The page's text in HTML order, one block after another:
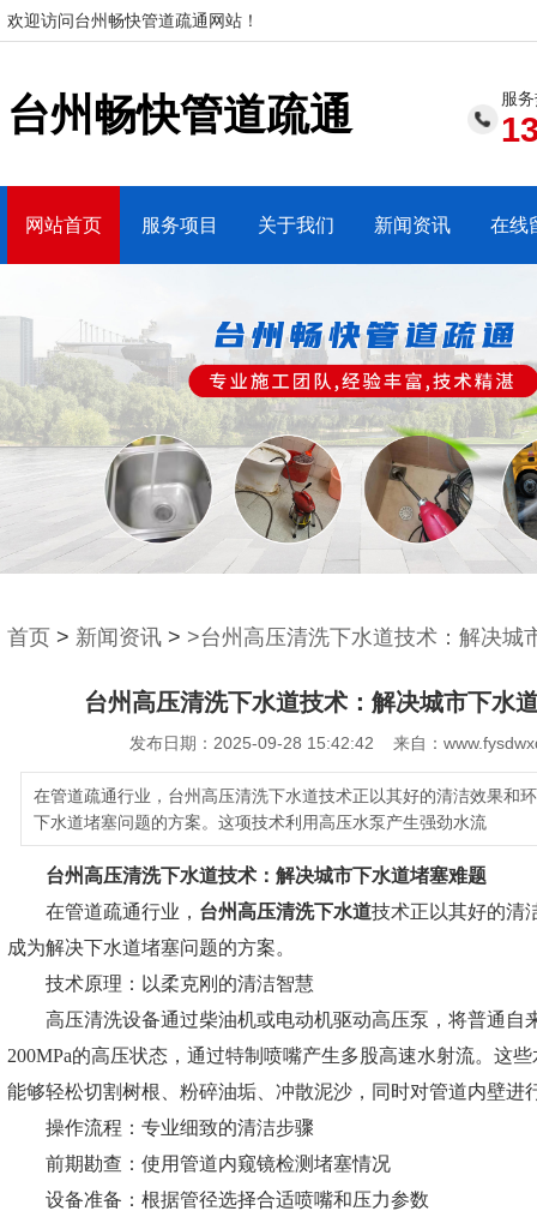
欢迎访问台州畅快管道疏通网站！
台州畅快管道疏通 服
网站首页 服务项目 关于我们 新闻资讯 在线
首页 > 新闻资讯 > >台州高压清洗下水道技术：解决城
台州高压清洗下水道技术：解决城市下水
发布日期：2025-09-28 15:42:42 来自：
在管道疏通行业，台州高压清洗下水道技术正以其好的清洁效果和
下水道堵塞问题的方案。这项技术利用高压水泵产生强劲水流
台州高压清洗下水道技术：解决城市下水道堵塞难题
在管道疏通行业， 台州高压清洗下水道技术正以其好的清
成为解决下水道堵塞问题的方案。
技术原理：以柔克刚的清洁智慧
高压清洗设备通过柴油机或电动机驱动高压泵，将普通自
200MPa的高压状态，通过特制喷嘴产生多股高速水射流。这
能够轻松切割树根、粉碎油垢、冲散泥沙，同时对管道内壁进
操作流程：专业细致的清洁步骤
前期勘查：使用管道内窥镜检测堵塞情况
设备准备：根据管径选择合适喷嘴和压力参数